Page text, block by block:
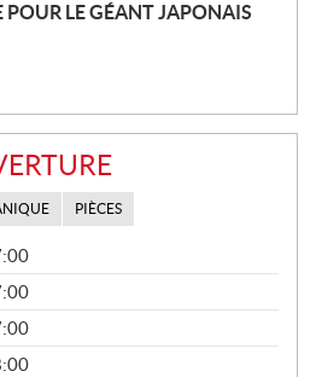
POUR LE GÉANT JAPONAIS
PIÈCES